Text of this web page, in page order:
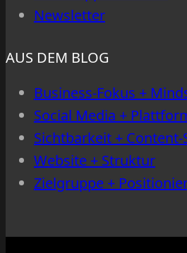
Newsletter
AUS DEM BLOG
Business-Fokus +
Social Media +
Sichtbarkeit +
Website + Struktur
Zielgruppe +